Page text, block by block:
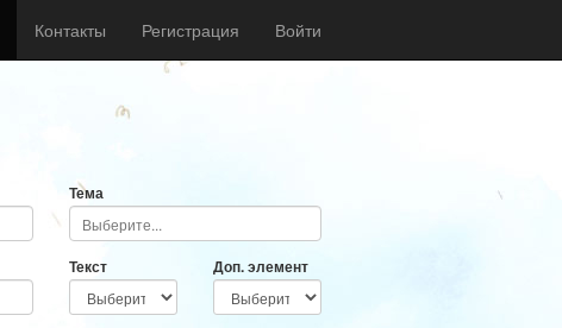
Контакты Регистрация Войти
Тема
Текст Доп. элемент